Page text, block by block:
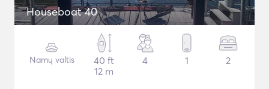
Houseboat 40
Namų valtis
40 ft
12 m
4 1 2